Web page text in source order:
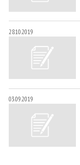
28.10.2019
03.09.2019